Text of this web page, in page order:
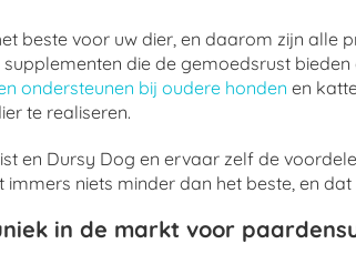
beste voor uw dier, en daarom zijn alle
die de gemoedsrust bieden
ondersteunen bij oudere honden en
te realiseren.
en Dursy Dog en ervaar zelf de
niets minder dan het beste, en dat
in de markt voor